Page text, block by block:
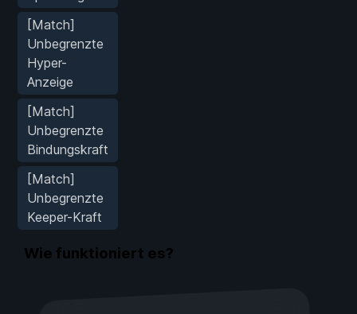
[Match]
Unbegrenzte
Hyper-
Anzeige
[Match]
Unbegrenzte
Bindungskraft
[Match]
Unbegrenzte
Keeper-Kraft
Wie funktioniert es?